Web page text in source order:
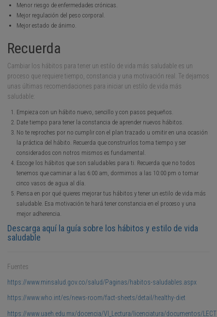
Menor riesgo de enfermedades crónicas.
Mejor regulación del peso corporal.
Mejor estado de ánimo.
Recuerda
Cambiar los hábitos para tener un estilo de vida más saludable es un
proceso que requiere tiempo, constancia y una motivación real. Te dejamos
unas últimas recomendaciones para iniciar un estilo de vida más
saludable:
Empieza con un hábito nuevo, sencillo y con pasos pequeños.
Date tiempo para tener la constancia de aprender nuevos hábitos.
No te reproches por no cumplir con el plan trazado u omitir en una ocasión
la práctica del hábito. Recuerda que construirlos toma tiempo y ser
considerados con notros mismos es fundamental.
Escoge los hábitos que son saludables para ti. Recuerda que no todos
tenemos que caminar a las 6:00 am, dormirnos a las 10:00 pm o tomar
cinco vasos de agua al día.
Piensa en por qué quieres mejorar tus hábitos y tener un estilo de vida más
saludable. Esa motivación te hará tener constancia en el proceso y una
mejor adherencia.
Descarga aquí la guía sobre los hábitos y estilo de vida
saludable
Fuentes
https://www.minsalud.gov.co/salud/Paginas/habitos-saludables.aspx
https://www.who.int/es/news-room/fact-sheets/detail/healthy-diet
https://www.uaeh.edu.mx/docencia/VI_Lectura/licenciatura/documentos/